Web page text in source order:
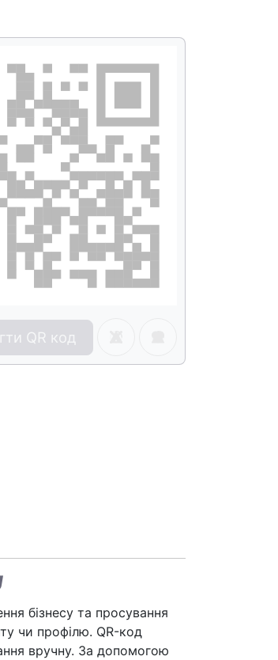
QR код
бізнесу та просування
чи профілю. QR-код
вручну. За допомогою